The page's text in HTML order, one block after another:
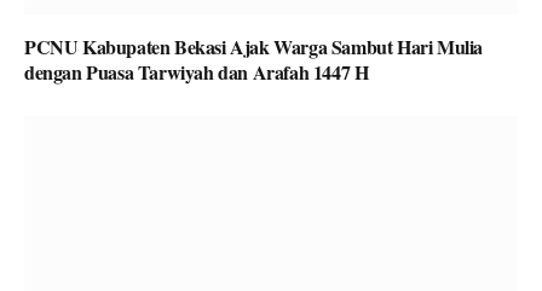
PCNU Kabupaten Bekasi Ajak Warga Sambut Hari Mulia
dengan Puasa Tarwiyah dan Arafah 1447 H